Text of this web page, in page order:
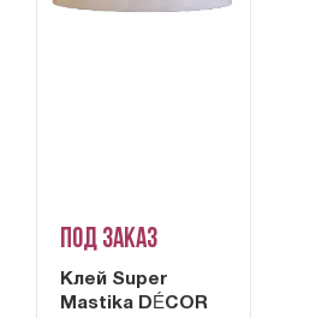
Под заказ
Клей Super
Mastika DÉCOR